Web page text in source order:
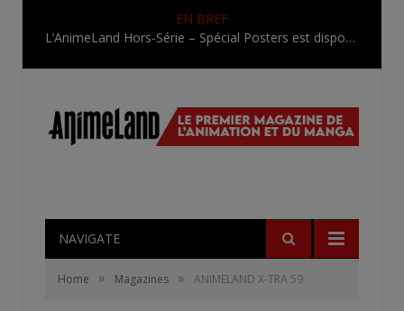
EN BREF
L’AnimeLand Hors-Série – Spécial Posters est disponible !
NAVIGATE
Home » Magazines » ANIMELAND X-TRA 59